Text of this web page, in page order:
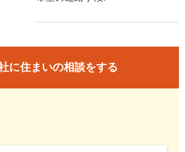
に住まいの相談をする